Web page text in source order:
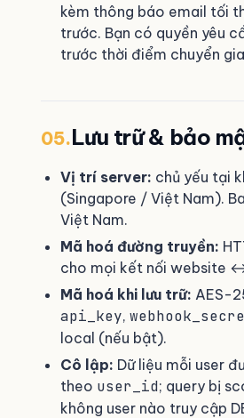
kèm thông báo email tối
trước. Bạn có quyền yêu
trước thời điểm chuyển
05.Lưu trữ & bảo
Vị trí server: chủ yếu tại
(Singapore / Việt Nam).
Việt Nam.
Mã hoá đường truyền:
cho mọi kết nối website
Mã hoá khi lưu trữ: AES-
api_key,
local (nếu bật).
Cô lập: Dữ liệu mỗi user
theo user_id; query bị
không user nào truy cập